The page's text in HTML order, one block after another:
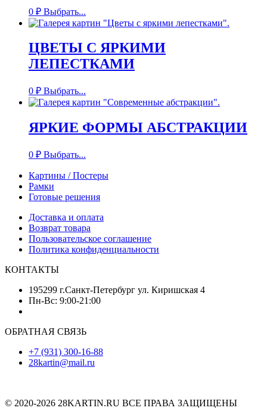
0 ₽ Выбрать...
ЦВЕТЫ С ЯРКИМИ
ЛЕПЕСТКАМИ
0 ₽ Выбрать...
ЯРКИЕ ФОРМЫ АБСТРАКЦИИ
0 ₽ Выбрать...
Картины / Постеры
Рамки
Готовые решения
Доставка и оплата
Возврат товара
Пользовательское соглашение
Политика конфиденциальности
КОНТАКТЫ
195299 г.Санкт-Петербург ул. Киришская 4
Пн-Вс: 9:00-21:00
ОБРАТНАЯ СВЯЗЬ
+7 (931) 300-16-88
28kartin@mail.ru
© 2020-2026 28KARTIN.RU ВСЕ ПРАВА ЗАЩИЩЕНЫ